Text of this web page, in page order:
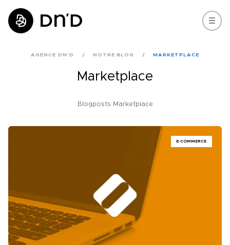
AGENCE DN'D NOTRE BLOG MARKETPLACE
Marketplace
Blogposts Marketplace
E-COMMERCE